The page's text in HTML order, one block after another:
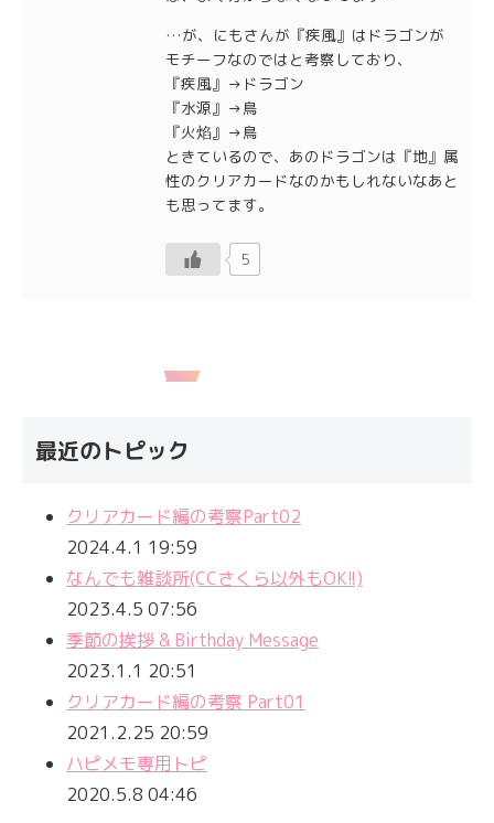
…が、にもさんが『疾風』はドラゴンが
モチーフなのではと考察しており、
『疾風』→ドラゴン
『水源』→鳥
『火焰』→鳥
ときているので、あのドラゴンは『地』属
性のクリアカードなのかもしれないなあと
も思ってます。
5
最近のトピック
クリアカード編の考察Part02
2024.4.1 19:59
なんでも雑談所(CCさくら以外もOK!!)
2023.4.5 07:56
季節の挨拶 & Birthday Message
2023.1.1 20:51
クリアカード編の考察 Part01
2021.2.25 20:59
ハピメモ専用トピ
2020.5.8 04:46